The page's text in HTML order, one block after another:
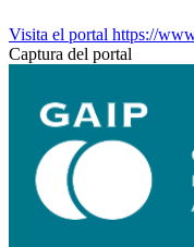
Visita el portal https://
Captura del portal